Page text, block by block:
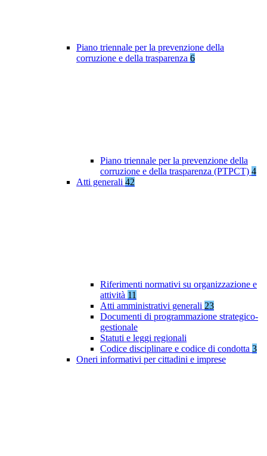
Piano triennale per la prevenzione della
corruzione e della trasparenza 6
Piano triennale per la prevenzione della
corruzione e della trasparenza (PTPCT) 4
Atti generali 42
Riferimenti normativi su organizzazione e
attività 11
Atti amministrativi generali 23
Documenti di programmazione strategico-
gestionale
Statuti e leggi regionali
Codice disciplinare e codice di condotta 3
Oneri informativi per cittadini e imprese